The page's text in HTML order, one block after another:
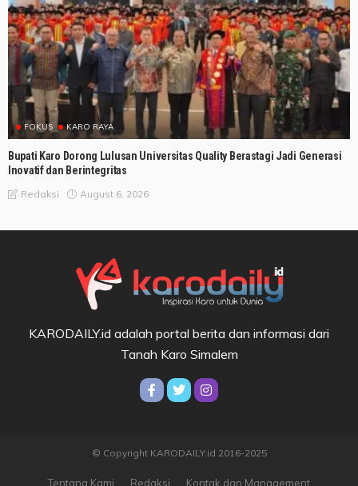
FOKUS KARO RAYA
Bupati Karo Dorong Lulusan Universitas Quality Berastagi Jadi Generasi
Inovatif dan Berintegritas
Redaksi August 6, 2026
KARODAILY.id adalah portal berita dan informasi dari
Tanah Karo Simalem
© Copyright KARODAILY.id 2016-2025
Tentang Kami Redaksi Kontak dan Management